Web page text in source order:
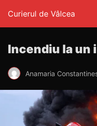
Curierul de Vâlcea
Incendiu la un
Anamaria